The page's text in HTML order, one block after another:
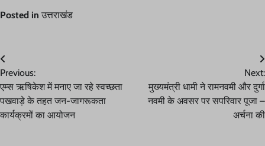
Posted in उत्तराखंड
Post
navigation
Previous:
एम्स ऋषिकेश में मनाए जा रहे स्वच्छता
पखवाड़े के तहत जन-जागरूकता
कार्यक्रमों का आयोजन
Next:
मुख्यमंत्री धामी ने रामनवमी और दुर्गा
नवमी के अवसर पर सपरिवार पूजा –
अर्चना की